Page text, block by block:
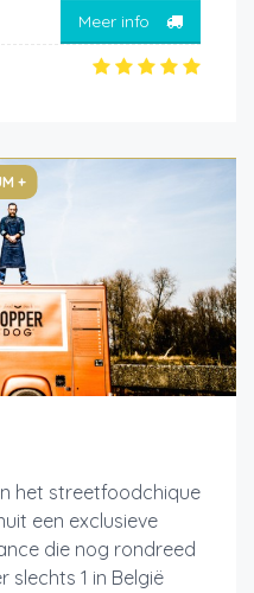
Meer info
+
het streetfoodchique
een exclusieve
die nog rondreed
slechts 1 in België